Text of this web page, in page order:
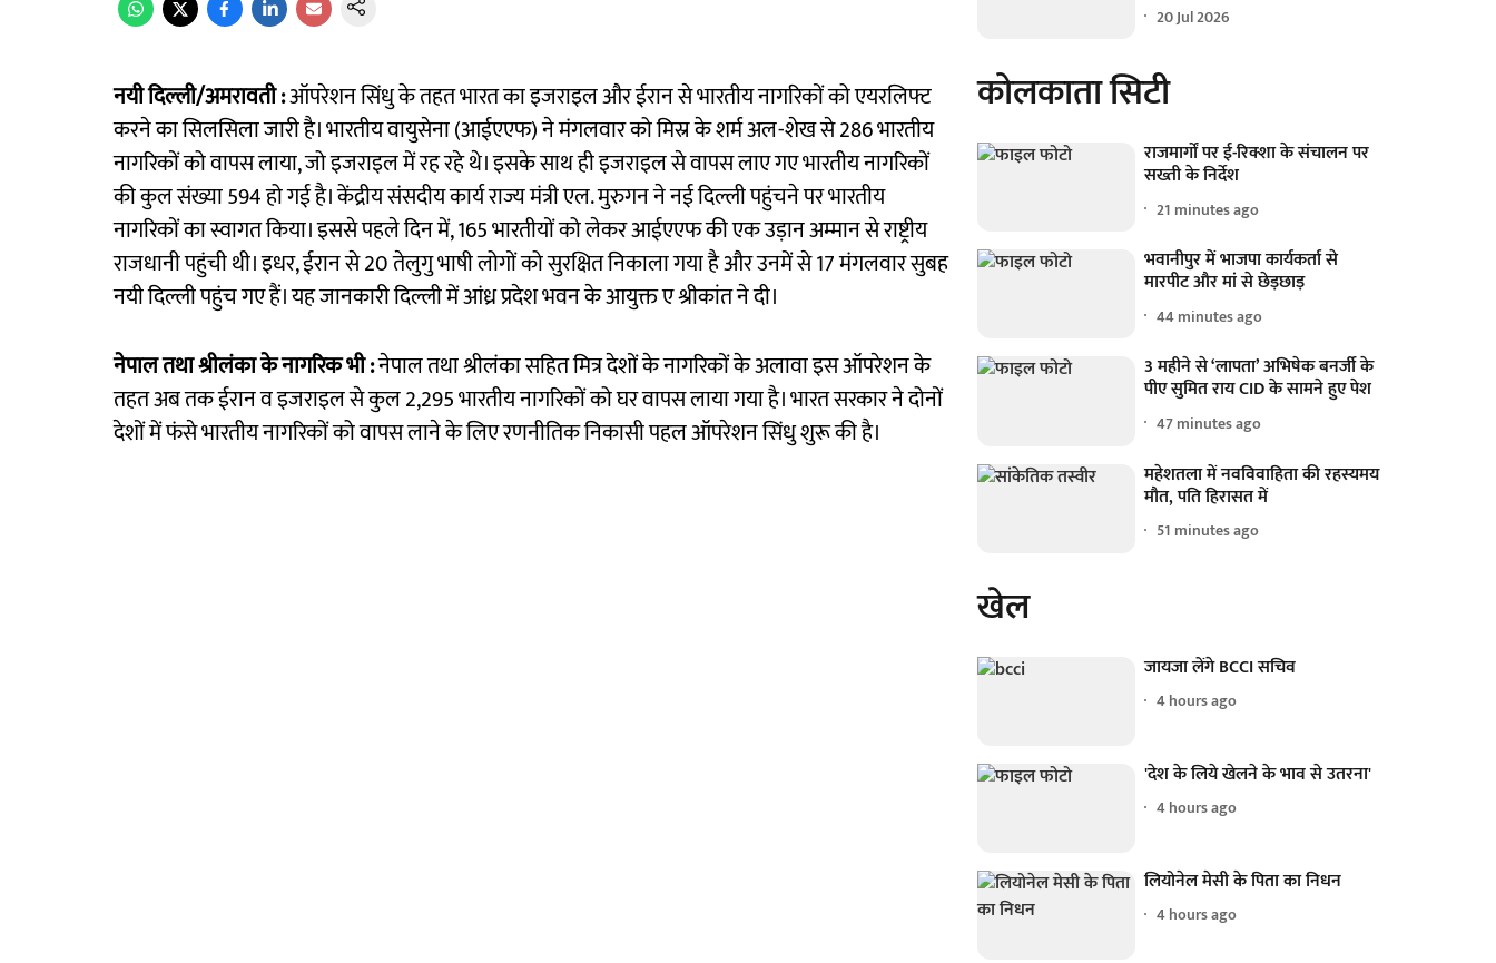
नयी दिल्ली/अमरावती :ऑपरेशन सिंधु के तहत भारत का इजराइल और ईरान से भारतीय नागरिकों को एयरलिफ्ट
करने का सिलसिला जारी है। भारतीय वायुसेना (आईएएफ) ने मंगलवार को मिस्र के शर्म अल-शेख से 286 भारतीय
नागरिकों को वापस लाया, जो इजराइल में रह रहे थे। इसके साथ ही इजराइल से वापस लाए गए भारतीय नागरिकों
की कुल संख्या 594 हो गई है। केंद्रीय संसदीय कार्य राज्य मंत्री एल. मुरुगन ने नई दिल्ली पहुंचने पर भारतीय
नागरिकों का स्वागत किया। इससे पहले दिन में, 165 भारतीयों को लेकर आईएएफ की एक उड़ान अम्मान से राष्ट्रीय
राजधानी पहुंची थी। इधर, ईरान से 20 तेलुगु भाषी लोगों को सुरक्षित निकाला गया है और उनमें से 17 मंगलवार सुबह
नयी दिल्ली पहुंच गए हैं। यह जानकारी दिल्ली में आंध्र प्रदेश भवन के आयुक्त ए श्रीकांत ने दी।
नेपाल तथा श्रीलंका के नागरिक भी :नेपाल तथा श्रीलंका सहित मित्र देशों के नागरिकों के अलावा इस ऑपरेशन के
तहत अब तक ईरान व इजराइल से कुल 2,295 भारतीय नागरिकों को घर वापस लाया गया है। भारत सरकार ने दोनों
देशों में फंसे भारतीय नागरिकों को वापस लाने के लिए रणनीतिक निकासी पहल ऑपरेशन सिंधु शुरू की है।
20 Jul 2026
कोलकाता सिटी
राजमार्गों पर ई-रिक्शा के संचालन पर
सख्ती के निर्देश
21 minutes ago
भवानीपुर में भाजपा कार्यकर्ता से
मारपीट और मां से छेड़छाड़
44 minutes ago
3 महीने से ‘लापता’ अभिषेक बनर्जी के
पीए सुमित राय CID के सामने हुए पेश
47 minutes ago
महेशतला में नवविवाहिता की रहस्यमय
मौत, पति हिरासत में
51 minutes ago
खेल
जायजा लेंगे BCCI सचिव
4 hours ago
'देश के लिये खेलने के भाव से उतरना'
4 hours ago
लियोनेल मेसी के पिता का निधन
4 hours ago